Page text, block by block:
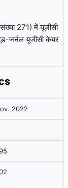
271) में यूजीसी
जर्नल यूजीसी केयर
2022